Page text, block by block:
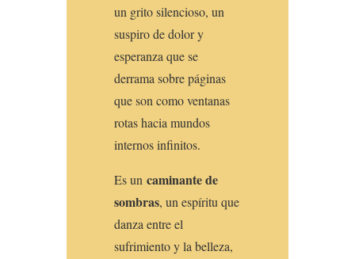
un grito silencioso, un
suspiro de dolor y
esperanza que se
derrama sobre páginas
que son como ventanas
rotas hacia mundos
internos infinitos.
Es un caminante de
sombras, un espíritu que
danza entre el
sufrimiento y la belleza,